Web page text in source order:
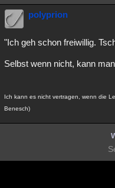
polyprion
"Ich geh schon freiwillig.
Selbst wenn nicht, kann
Ich kann es nicht vertragen, wenn die
Benesch)